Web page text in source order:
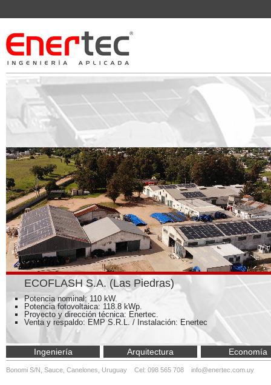
ECOFLASH S.A. (Las Piedras)
Potencia nominal: 110 kW.
Potencia fotovoltaica: 118.8 kWp.
Proyecto y dirección técnica: Enertec.
Venta y respaldo: EMP S.R.L. / Instalación: Enertec
Ingeniería Arquitectura Economía
Bonomi S/N, Sauce, Canelones, Uruguay Cel: 098 565 708 info@enertec.com.uy